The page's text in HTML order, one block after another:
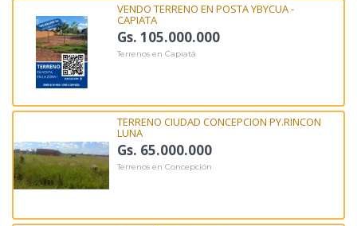
VENDO TERRENO EN POSTA YBYCUA -
CAPIATA
Gs. 105.000.000
Terrenos en Capiatá
TERRENO CIUDAD CONCEPCION PY.RINCON
LUNA
Gs. 65.000.000
Terrenos en Concepción